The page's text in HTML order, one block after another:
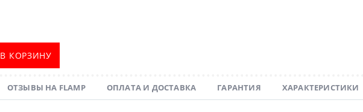
В КОРЗИНУ
ОТЗЫВЫ НА FLAMP ОПЛАТА И ДОСТАВКА ГАРАНТИЯ ХАРАКТЕРИСТИКИ